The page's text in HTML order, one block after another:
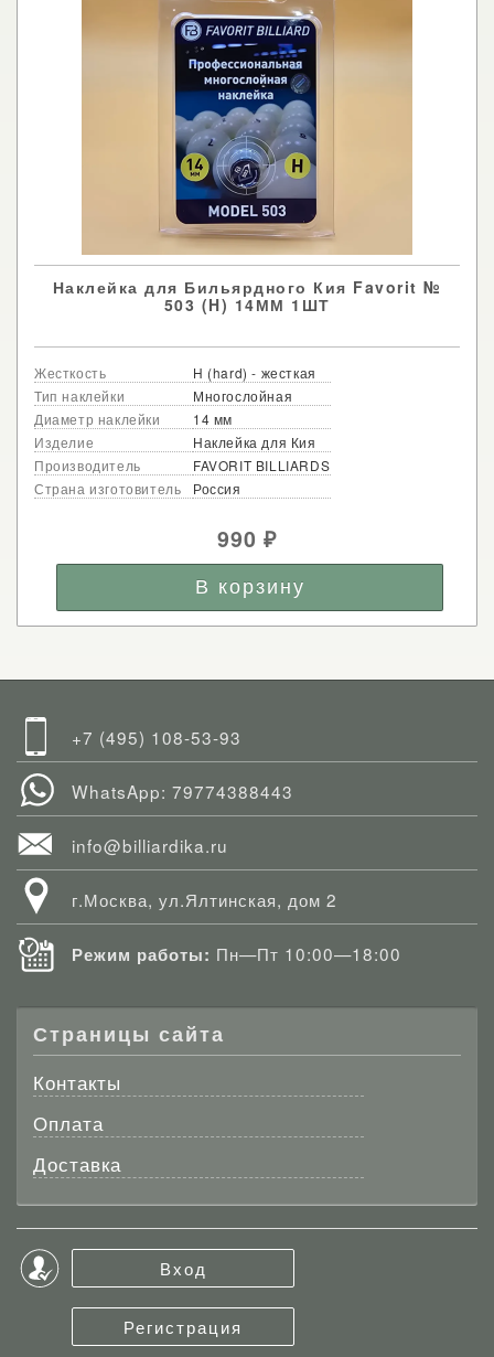
Наклейка для Бильярдного Кия Favorit №
503 (H) 14ММ 1ШТ
Жесткость
H (hard) - жесткая
Тип наклейки
Многослойная
Диаметр наклейки
14 мм
Изделие
Наклейка для Кия
Производитель
FAVORIT BILLIARDS
Страна изготовитель
Россия
990₽
+7 (495) 108-53-93
WhatsApp: 79774388443
info@billiardika.ru
г.Москва, ул.Ялтинская, дом 2
Режим работы: Пн—Пт 10:00—18:00
Страницы сайта
Контакты
Оплата
Доставка
Вход
Регистрация